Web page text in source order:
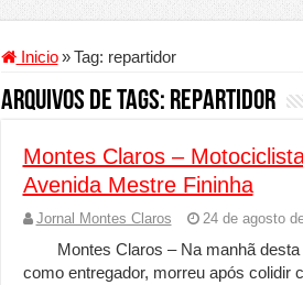
Criador de Sites ou VPS:
Conheça a melhor
Comércio Interativo
PF e Emissoras Apertam
De economista a
Marcenaria sob medida:
Inicio » Tag: repartidor
Arquivos de Tags: repartidor
Montes Claros –
Avenida Mestre Fininha
Jornal Montes Claros 24 de agosto
Montes Claros – Na manhã
como entregador, morreu após colidir